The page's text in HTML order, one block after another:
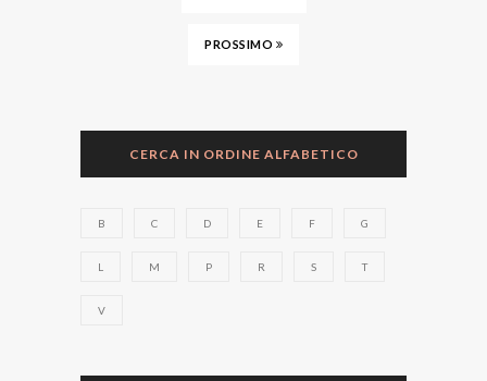
PROSSIMO
CERCA IN ORDINE ALFABETICO
B C D E F G
L M P R S T
V